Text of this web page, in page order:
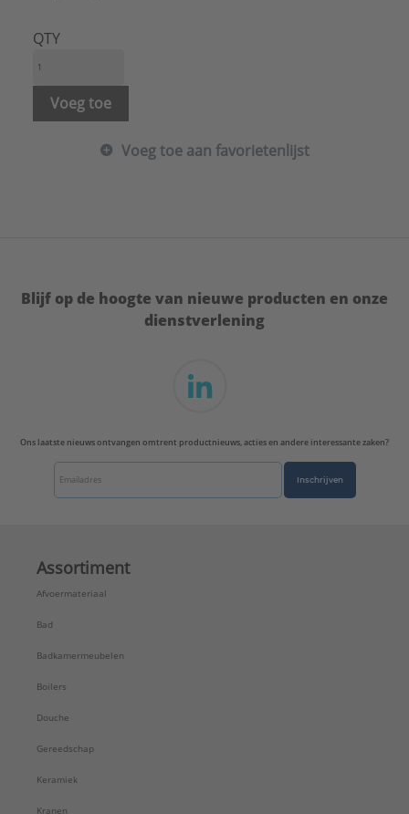
Met veer:
Met zeskantmoer:
Oppervlaktebescherming:
Type:
CE-HBS
Accessoires
QTY
Voeg toe
Voeg toe aan favorietenlijst
Blijf op de hoogte van nieuwe producten en onze
dienstverlening
Ons laatste nieuws ontvangen omtrent productnieuws, acties en andere interessante zaken?
Inschrijven
Assortiment
Afvoermateriaal
Bad
Badkamermeubelen
Boilers
Douche
Gereedschap
Keramiek
Kranen